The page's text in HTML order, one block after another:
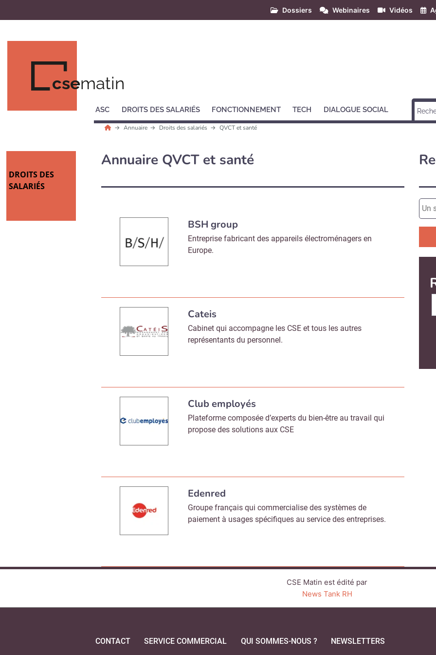
Dossiers Webinaires Vidéos
csematin
ASC DROITS DES SALARIÉS FONCTIONNEMENT TECH DIALOGUE SOCIAL
Annuaire Droits des salariés QVCT et santé
DROITS DES
SALARIÉS
Annuaire QVCT et santé
BSH group
Entreprise fabricant des appareils électroménagers en
Europe.
Cateis
Cabinet qui accompagne les CSE et tous les autres
représentants du personnel.
Club employés
Plateforme composée d’experts du bien-être au travail qui
propose des solutions aux CSE
Edenred
Groupe français qui commercialise des systèmes de
paiement à usages spécifiques au service des entreprises.
CSE Matin est édité par
News Tank RH
CONTACT SERVICE COMMERCIAL QUI SOMMES-NOUS ? NEWSLETTERS